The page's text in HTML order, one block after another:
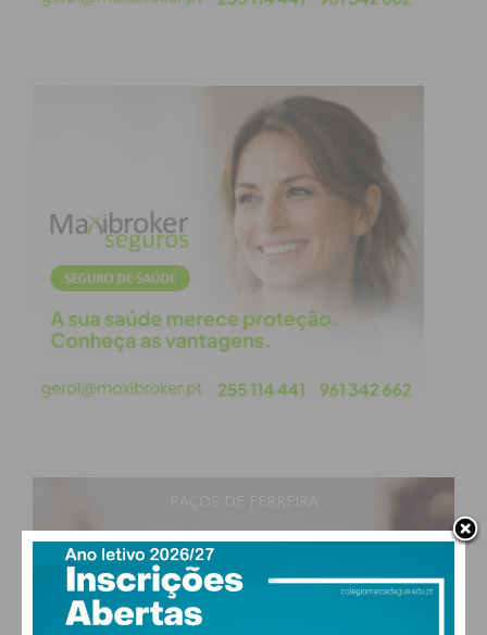
Subscreva a newsletter do
Imediato
Assine nossa newsletter por e-mail e
obtenha de forma regular a informação
atualizada.
termos e
19°
vento: 1m/s O